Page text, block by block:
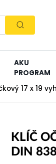
AKU
PROGRAM
17 x 19
KLÍČ
DIN